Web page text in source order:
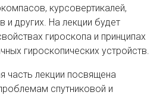
курсовертикалей,
и других. На лекции будет
гироскопа и принципах
гироскопических устройств.
часть лекции посвящена
спутниковой и